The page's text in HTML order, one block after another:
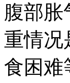
腹部
重情况
食困难